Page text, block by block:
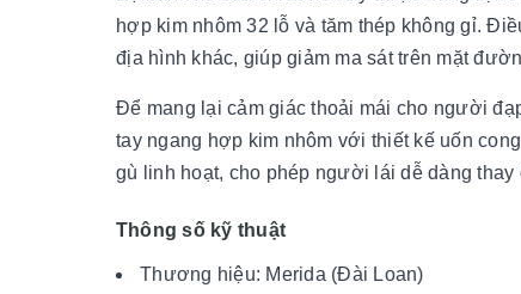
hợp kim nhôm 32 lỗ và tăm thép không gỉ.
địa hình khác, giúp giảm ma sát trên mặt
Để mang lại cảm giác thoải mái cho người
tay ngang hợp kim nhôm với thiết kế uốn
gù linh hoạt, cho phép người lái dễ dàng
Thông số kỹ thuật
Thương hiệu: Merida (Đài Loan)